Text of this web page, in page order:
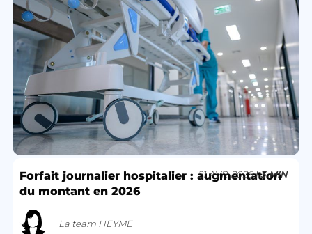
21 AVR. 2026| 3 MIN
Forfait journalier hospitalier : augmentation
du montant en 2026
La team HEYME